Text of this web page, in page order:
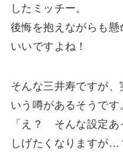
したミッチー。
後悔を抱えながらも懸
いいですよね！
そんな三井寿ですが、
いう噂があるそうです
「え？ そんな設定あ
しげたくなりますが…